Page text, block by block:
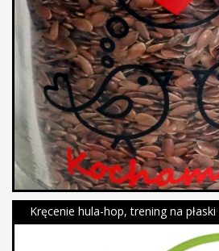
Kręcenie hula-hop, trening na